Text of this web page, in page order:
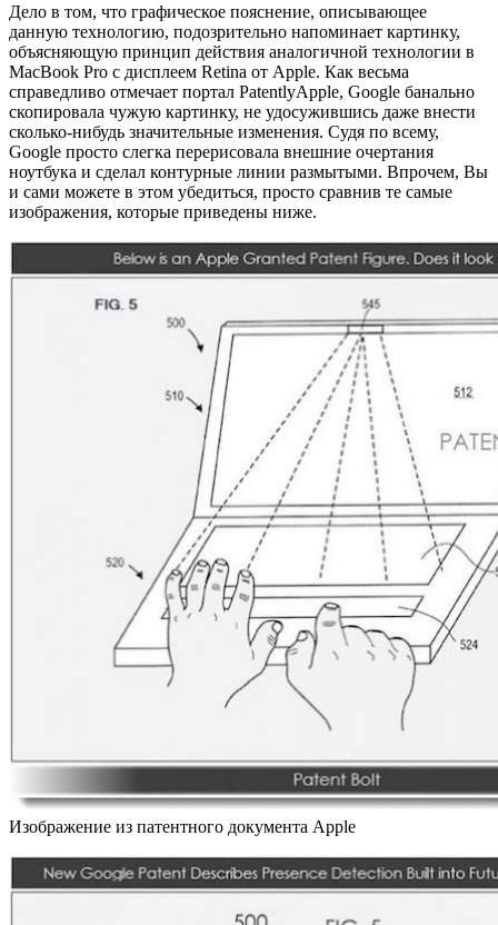
Дело в том, что графическое пояснение, описывающее
данную технологию, подозрительно напоминает картинку,
объясняющую принцип действия аналогичной технологии в
MacBook Pro с дисплеем Retina от Apple. Как весьма
справедливо отмечает портал PatentlyApple, Google банально
скопировала чужую картинку, не удосужившись даже внести
сколько-нибудь значительные изменения. Судя по всему,
Google просто слегка перерисовала внешние очертания
ноутбука и сделал контурные линии размытыми. Впрочем, Вы
и сами можете в этом убедиться, просто сравнив те самые
изображения, которые приведены ниже.
Изображение из патентного документа Apple